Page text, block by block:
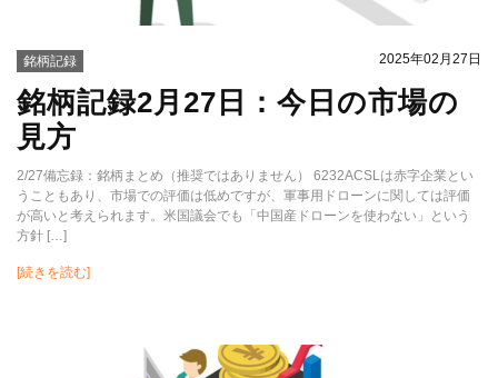
銘柄記録 2025年02月27日
銘柄記録2月27日：今日の市場の
見方
2/27備忘録：銘柄まとめ（推奨ではありません） 6232ACSLは赤字企業とい
うこともあり、市場での評価は低めですが、軍事用ドローンに関しては評価
が高いと考えられます。米国議会でも「中国産ドローンを使わない」という
方針 […]
[続きを読む]